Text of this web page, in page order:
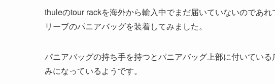
thuleのtour rackを海外から輸入中でまだ届いていないのであ
リーブのパニアバッグを装着してみました。
パニアバッグの持ち手を持つとパニアバッグ上部に付いてい
みになっているようです。